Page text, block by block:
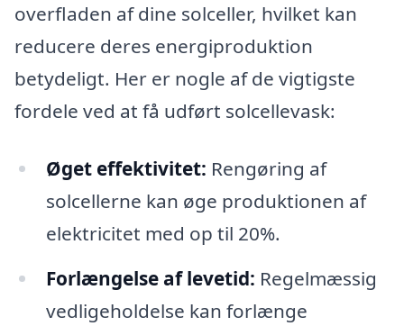
overfladen af dine solceller, hvilket kan
reducere deres energiproduktion
betydeligt. Her er nogle af de vigtigste
fordele ved at få udført solcellevask:
Øget effektivitet: Rengøring af
solcellerne kan øge produktionen af
elektricitet med op til 20%.
Forlængelse af levetid: Regelmæssig
vedligeholdelse kan forlænge